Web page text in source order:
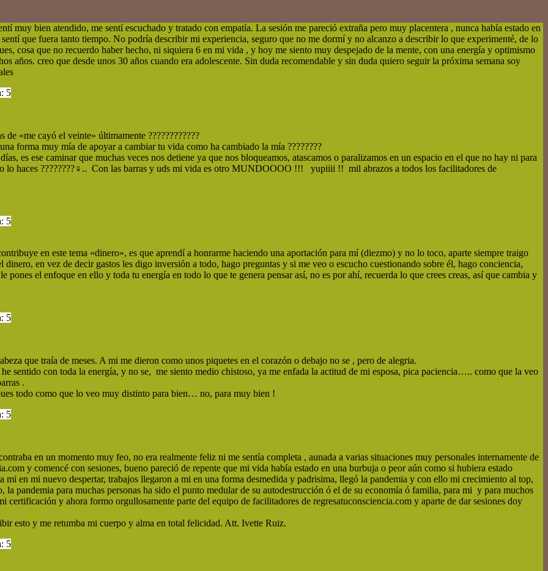
muy bien atendido, me sentí escuchado y tratado con empatía. La sesión me pareció extraña pero muy placentera , nunca había estado en
que fuera tanto tiempo. No podría describir mi experiencia, seguro que no me dormí y no alcanzo a describir lo que experimenté, de lo
cosa que no recuerdo haber hecho, ni siquiera 6 en mi vida , y hoy me siento muy despejado de la mente, con una energía y optimismo
años. creo que desde unos 30 años cuando era adolescente. Sin duda recomendable y sin duda quiero seguir la próxima semana soy
5
«me cayó el veinte» últimamente ????????????
forma muy mía de apoyar a cambiar tu vida como ha cambiado la mía ????????
es ese caminar que muchas veces nos detiene ya que nos bloqueamos, atascamos o paralizamos en un espacio en el que no hay ni para
lo haces ????????‍♀.. Con las barras y uds mi vida es otro MUNDOOOO !!! yupiiii !! mil abrazos a todos los facilitadores de
5
en este tema «dinero», es que aprendí a honrarme haciendo una aportación para mí (diezmo) y no lo toco, aparte siempre traigo
en vez de decir gastos les digo inversión a todo, hago preguntas y si me veo o escucho cuestionando sobre él, hago conciencia,
el enfoque en ello y toda tu energía en todo lo que te genera pensar así, no es por ahí, recuerda lo que crees creas, así que cambia y
5
que traía de meses. A mi me dieron como unos piquetes en el corazón o debajo no se , pero de alegria.
sentido con toda la energía, y no se, me siento medio chistoso, ya me enfada la actitud de mi esposa, pica paciencia….. como que la veo
.
todo como que lo veo muy distinto para bien… no, para muy bien !
5
en un momento muy feo, no era realmente feliz ni me sentía completa , aunada a varias situaciones muy personales internamente de
y comencé con sesiones, bueno pareció de repente que mi vida había estado en una burbuja o peor aún como si hubiera estado
en mi nuevo despertar, trabajos llegaron a mi en una forma desmedida y padrisima, llegó la pandemia y con ello mi crecimiento al top,
pandemia para muchas personas ha sido el punto medular de su autodestrucción ó el de su economía ó familia, para mi y para muchos
y ahora formo orgullosamente parte del equipo de facilitadores de regresatuconsciencia.com y aparte de dar sesiones doy
esto y me retumba mi cuerpo y alma en total felicidad. Att. Ivette Ruiz.
5